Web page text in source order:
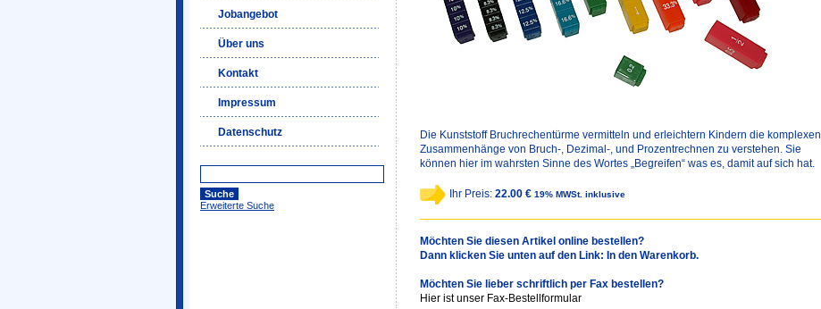
Jobangebot
Über uns
Kontakt
Impressum
Datenschutz
Erweiterte Suche
Die Kunststoff Bruchrechentürme vermitteln und erleichtern Kindern die komplexen
Zusammenhänge von Bruch-, Dezimal-, und Prozentrechnen zu verstehen. Sie
können hier im wahrsten Sinne des Wortes „Begreifen“ was es, damit auf sich hat.
Ihr Preis: 22.00 € 19% MWSt. inklusive
Möchten Sie diesen Artikel online bestellen?
Dann klicken Sie unten auf den Link: In den Warenkorb.
Möchten Sie lieber schriftlich per Fax bestellen?
Hier ist unser Fax-Bestellformular